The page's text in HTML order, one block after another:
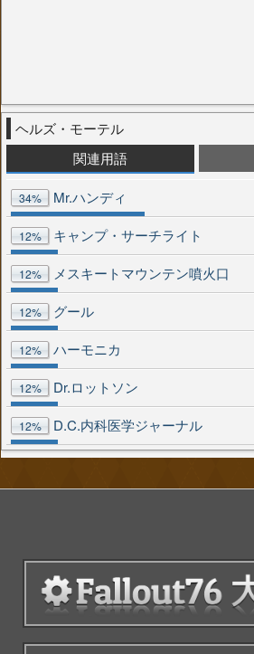
ヘルズ・モーテル
関連用語
34% Mr.ハンディ
12% キャンプ・サーチライト
12% メスキートマウンテン噴火口
12% グール
12% ハーモニカ
12% Dr.ロットソン
12% D.C.内科医学ジャーナル